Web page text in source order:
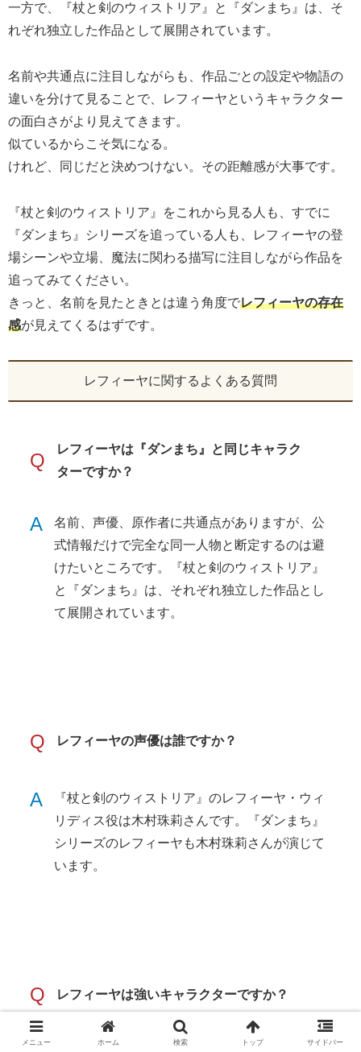
一方で、『杖と剣のウィストリア』と『ダンまち』は、そ
れぞれ独立した作品として展開されています。
名前や共通点に注目しながらも、作品ごとの設定や物語の
違いを分けて見ることで、レフィーヤというキャラクター
の面白さがより見えてきます。
似ているからこそ気になる。
けれど、同じだと決めつけない。その距離感が大事です。
『杖と剣のウィストリア』をこれから見る人も、すでに
『ダンまち』シリーズを追っている人も、レフィーヤの登
場シーンや立場、魔法に関わる描写に注目しながら作品を
追ってみてください。
きっと、名前を見たときとは違う角度でレフィーヤの存在
感が見えてくるはずです。
レフィーヤに関するよくある質問
Q
レフィーヤは『ダンまち』と同じキャラク
ターですか？
A
名前、声優、原作者に共通点がありますが、公
式情報だけで完全な同一人物と断定するのは避
けたいところです。『杖と剣のウィストリア』
と『ダンまち』は、それぞれ独立した作品とし
て展開されています。
Q レフィーヤの声優は誰ですか？
A
『杖と剣のウィストリア』のレフィーヤ・ウィ
リディス役は木村珠莉さんです。『ダンまち』
シリーズのレフィーヤも木村珠莉さんが演じて
います。
Q レフィーヤは強いキャラクターですか？
メニュー ホーム 検索 トップ サイドバー